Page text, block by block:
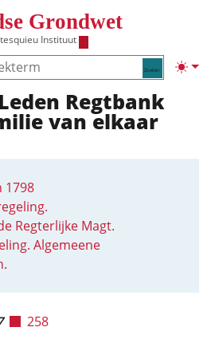
Grondwet
Instituut
Zoeken
Regtbank
van elkaar
1798
Regterlijke Magt.
Algemeene
258